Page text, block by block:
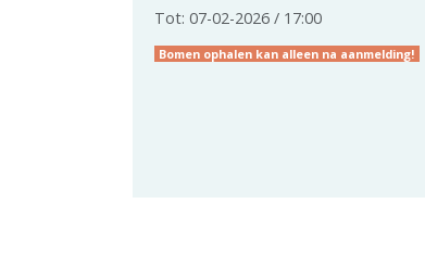
Tot: 07-02-2026 / 17:00
Bomen ophalen kan alleen na aanmelding!